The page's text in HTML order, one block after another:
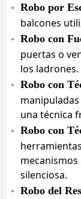
Robo por
balcones
Robo con
puertas o
los ladrones.
Robo con
una técnica
Robo con
silenciosa.
Robo del